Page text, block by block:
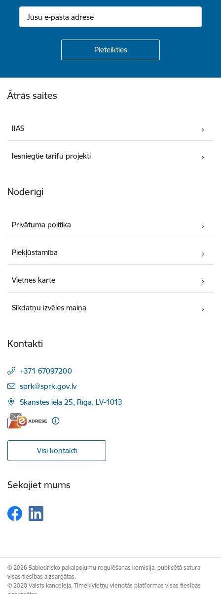
Ātrās saites
IIAS
Iesniegtie tarifu projekti
Noderīgi
Privātuma politika
Piekļūstamība
Vietnes karte
Sīkdatņu izvēles maiņa
Kontakti
+371 67097200
E-pasts:
sprk@sprk.gov.lv
Skanstes iela 25, Rīga, LV-1013
Visi kontakti
Sekojiet mums
© 2026 Sabiedrisko pakalpojumu regulēšanas komisija, publicētā satura
visas tiesības aizsargātas.
© 2020 Valsts kanceleja, Tīmekļvietņu vienotās platformas visas tiesības